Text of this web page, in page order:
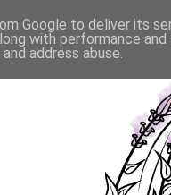
Google to deliver its
with performance
address abuse.